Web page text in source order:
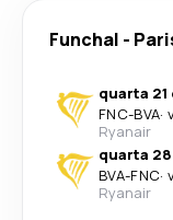
Funchal -
quarta 21
FNC-BVA·
Ryanair
quarta
BVA-FNC·
Ryanair